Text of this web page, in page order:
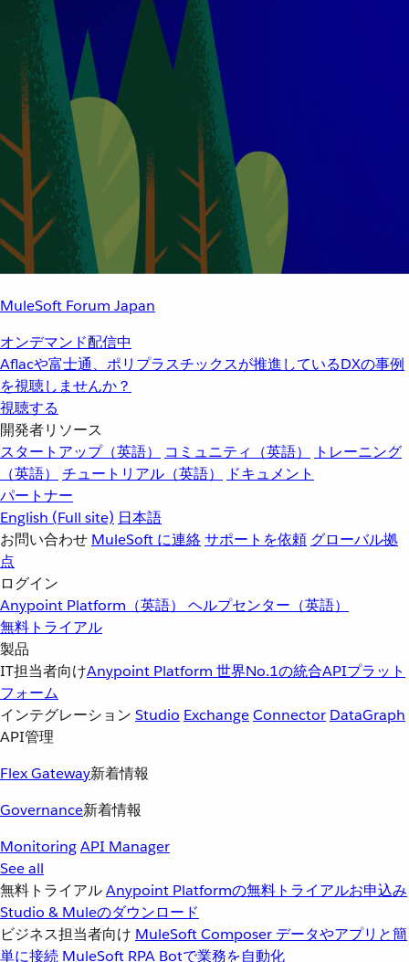
MuleSoft Forum Japan
オンデマンド配信中
Aflacや富士通、ポリプラスチックスが推進しているDXの事例
を視聴しませんか？
視聴する
開発者リソース
スタートアップ（英語）
コミュニティ（英語）
トレーニング
（英語）
チュートリアル（英語）
ドキュメント
パートナー
English (Full site) 日本語
お問い合わせ MuleSoft に連絡サポートを依頼 グローバル拠
点
ログイン
Anypoint Platform（英語） ヘルプセンター（英語）
無料トライアル
製品
IT担当者向けAnypoint Platform 世界No.1の統合APIプラット
フォーム
インテグレーション Studio ExchangeConnector DataGraph
API管理
Flex Gateway新着情報
Governance新着情報
MonitoringAPI Manager
See all
無料トライアルAnypoint Platformの無料トライアルお申込み
Studio & Muleのダウンロード
ビジネス担当者向け MuleSoft Composer データやアプリと簡
単に接続 MuleSoft RPA Botで業務を自動化